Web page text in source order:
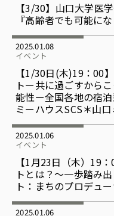
【3/30】山口大学医
『高齢者でも可能に
2025.01.08
イベント
【1/30日(木)19：00
トー共に過ごすから
能性ー全国各地の宿
ミーハウスSCS＊山
2025.01.06
イベント
【1月23日（木）19
トとは？～一歩踏み
ト：まちのプロデュ
2025.01.06